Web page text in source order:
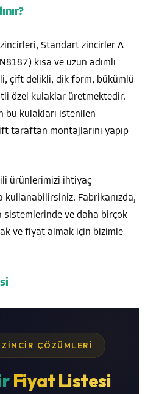
Standart zincirler A
kısa ve uzun adımlı
çift delikli, dik form, bükümlü
özel kulaklar üretmektedir.
bu kulakları istenilen
taraftan montajlarını yapıp
ürünlerimizi ihtiyaç
Fabrikanızda,
sistemlerinde ve daha birçok
ve fiyat almak için bizimle
ÇÖZÜMLERI
Fiyat Listesi